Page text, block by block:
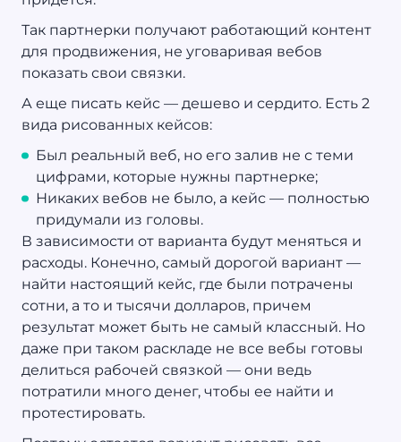
Так партнерки получают работающий контент
для продвижения, не уговаривая вебов
показать свои связки.
А еще писать кейс — дешево и сердито. Есть 2
вида рисованных кейсов:
Был реальный веб, но его залив не с теми
цифрами, которые нужны партнерке;
Никаких вебов не было, а кейс — полностью
придумали из головы.
В зависимости от варианта будут меняться и
расходы. Конечно, самый дорогой вариант —
найти настоящий кейс, где были потрачены
сотни, а то и тысячи долларов, причем
результат может быть не самый классный. Но
даже при таком раскладе не все вебы готовы
делиться рабочей связкой — они ведь
потратили много денег, чтобы ее найти и
протестировать.